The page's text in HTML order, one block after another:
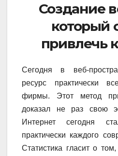
Создание
который
привлечь
Сегодня в веб-
ресурс практически
фирмы. Этот метод
доказал не раз свою
Интернет сегодня
практически каждого
Статистика гласит о